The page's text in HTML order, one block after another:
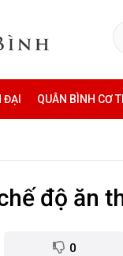
ĐẠI QUÂN BÌNH CƠ
độ ăn
0